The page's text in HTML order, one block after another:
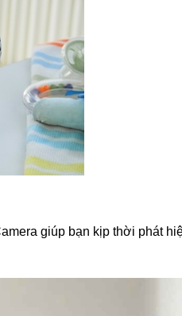
giúp bạn kịp thời phát